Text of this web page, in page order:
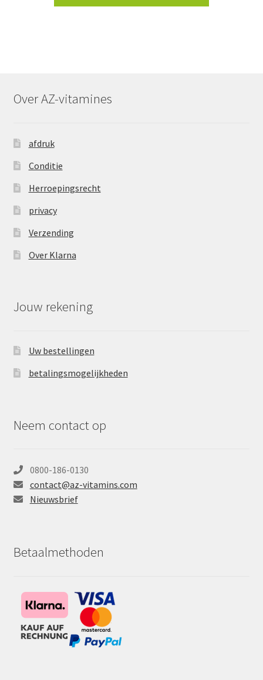
Over AZ-vitamines
afdruk
Conditie
Herroepingsrecht
privacy
Verzending
Over Klarna
Jouw rekening
Uw bestellingen
betalingsmogelijkheden
Neem contact op
0800-186-0130
contact@az-vitamins.com
Nieuwsbrief
Betaalmethoden